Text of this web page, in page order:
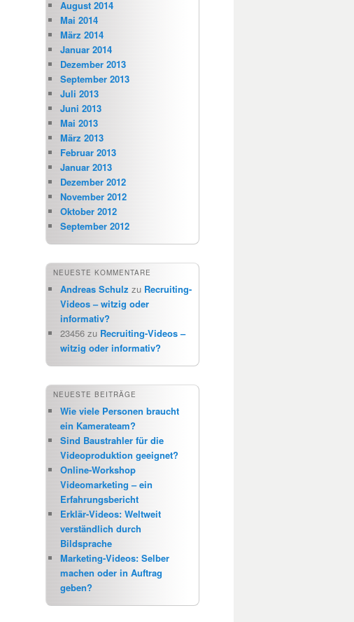
August 2014
Mai 2014
März 2014
Januar 2014
Dezember 2013
September 2013
Juli 2013
Juni 2013
Mai 2013
März 2013
Februar 2013
Januar 2013
Dezember 2012
November 2012
Oktober 2012
September 2012
NEUESTE KOMMENTARE
Andreas Schulz zu Recruiting-
Videos – witzig oder
informativ?
23456 zu Recruiting-Videos –
witzig oder informativ?
NEUESTE BEITRÄGE
Wie viele Personen braucht
ein Kamerateam?
Sind Baustrahler für die
Videoproduktion geeignet?
Online-Workshop
Videomarketing – ein
Erfahrungsbericht
Erklär-Videos: Weltweit
verständlich durch
Bildsprache
Marketing-Videos: Selber
machen oder in Auftrag
geben?